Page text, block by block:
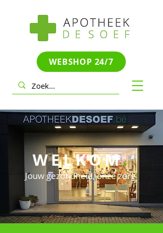
WEBSHOP 24/7
WELKOM.
Jouw gezondheid, onze zorg!